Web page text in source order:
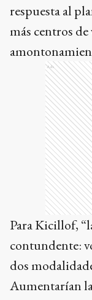
respuesta al
más centros
Ads
Para Kicillof,
contundente:
dos
Aumentarían